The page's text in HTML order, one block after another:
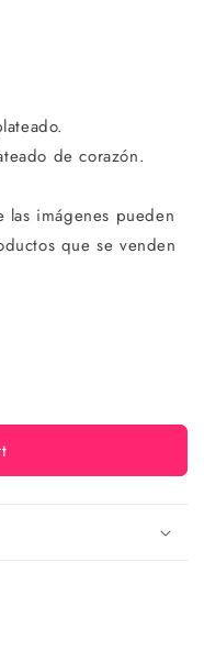
.
de corazón.
las imágenes pueden
que se venden